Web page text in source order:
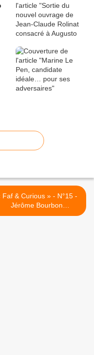
Faf & Curious » - N°15 -
Jérôme Bourbon
(19/03/2023) >